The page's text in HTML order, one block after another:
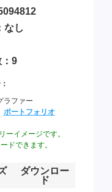
なし
9
ラファー
ポートフォリオ
ーイメージです。
ドできます。
ダウンロー
ド